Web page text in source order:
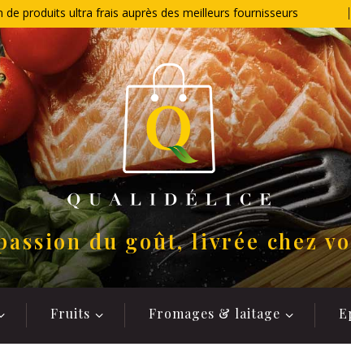
de produits ultra frais auprès des meilleurs fournisseurs
du goût, livrée chez
Fruits Fromages & laitage